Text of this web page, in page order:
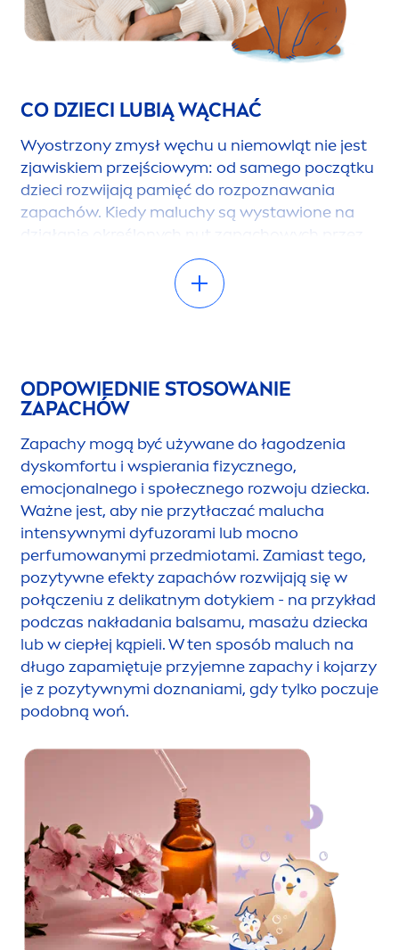
CO DZIECI LUBIĄ WĄCHAĆ
Wyostrzony zmysł węchu u niemowląt nie jest
zjawiskiem przejściowym: od samego początku
dzieci rozwijają pamięć do rozpoznawania
zapachów. Kiedy maluchy są wystawione na
działanie określonych nut zapachowych przez
kilka tygodni podczas czynności takich jak
karmienie piersią, często rozwijają preferencje
dla rzeczy, które noszą ten konkretny zapach.
styczność z różnymi zapachami z diety poprzez
płyn owodniowy. Te doświadczenia węchowe
kształtują preferencje zapachowe i smakowe
noworodków po urodzeniu.
W ciągu pierwszych kilku miesięcy dzieci
preferują znajome zapachy płynu
owodniowego, matki i jej mleka. Są to zapachy
słodkie i łagodne. Te niuanse tworzą przytulną,
kojącą i znajomą atmosferę, zapewniając
dziecku poczucie komfortu i bezpieczeństwa.
Sprzyjają budowaniu więzi z rodzicami i
zapewniają ukojenie.
Jednak zapachy mogą zdziałać jeszcze więcej.
Badania wykazały, że niektóre mogą
zmniejszać stres i działać uspokajająco.
Zapachy takie jak lawenda mogą również
pomóc dzieciom zrelaksować się przed snem.
ODPOWIEDNIE STOSOWANIE
ZAPACHÓW
Zapachy mogą być używane do łagodzenia
dyskomfortu i wspierania fizycznego,
emocjonalnego i społecznego rozwoju dziecka.
Ważne jest, aby nie przytłaczać malucha
intensywnymi dyfuzorami lub mocno
perfumowanymi przedmiotami. Zamiast tego,
pozytywne efekty zapachów rozwijają się w
połączeniu z delikatnym dotykiem - na przykład
podczas nakładania balsamu, masażu dziecka
lub w ciepłej kąpieli. W ten sposób maluch na
długo zapamiętuje przyjemne zapachy i kojarzy
je z pozytywnymi doznaniami, gdy tylko poczuje
podobną woń.